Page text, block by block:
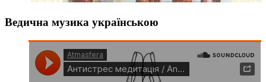
Ведична музика українською